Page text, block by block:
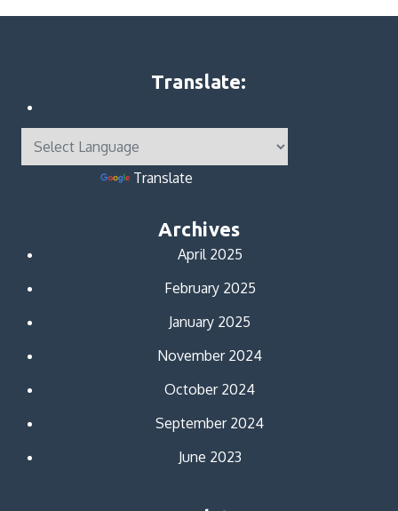
Translate:
Translate
Archives
April 2025
February 2025
January 2025
November 2024
October 2024
September 2024
June 2023